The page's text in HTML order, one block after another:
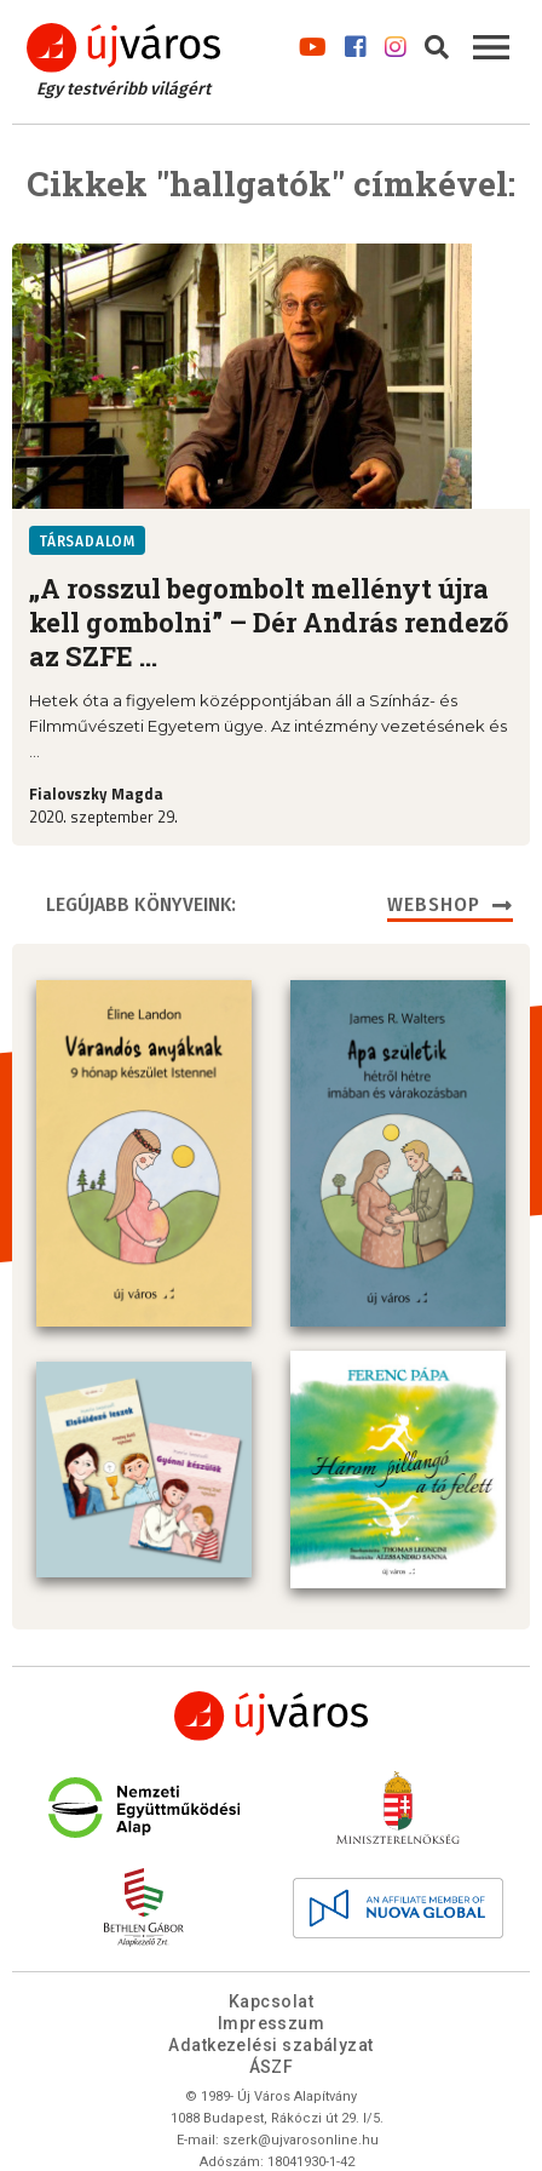
Egy testvéribb világért
Cikkek "hallgatók" címkével:
TÁRSADALOM
„A rosszul begombolt mellényt újra
kell gombolni” – Dér András rendező
az SZFE ...
Hetek óta a figyelem középpontjában áll a Színház- és
Filmművészeti Egyetem ügye. Az intézmény vezetésének és
Fialovszky Magda
2020. szeptember 29.
LEGÚJABB KÖNYVEINK: WEBSHOP
Kapcsolat
Impresszum
Adatkezelési szabályzat
ÁSZF
© 1989- Új Város Alapítvány
1088 Budapest, Rákóczi út 29. I/5.
E-mail: szerk@ujvarosonline.hu
Adószám: 18041930-1-42